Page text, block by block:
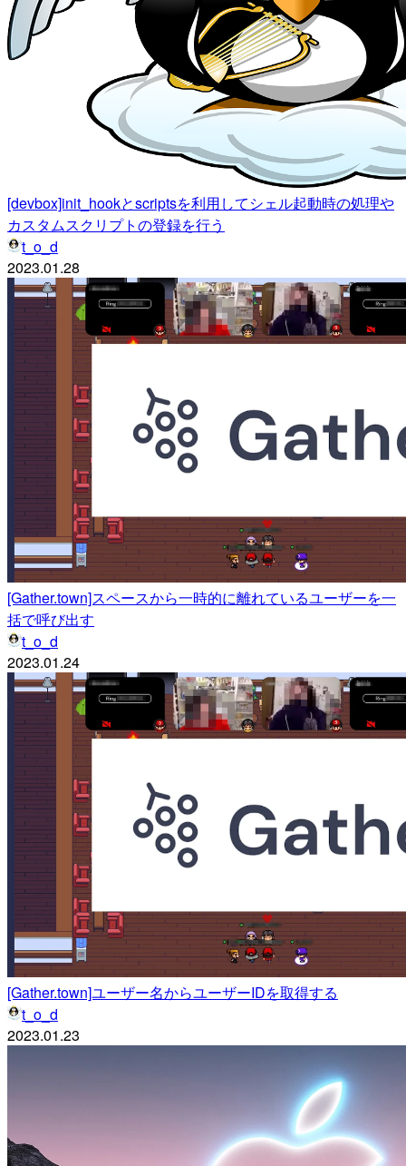
[devbox]init_hookとscriptsを利用してシェル起動時の処理や
カスタムスクリプトの登録を行う
t_o_d
2023.01.28
[Gather.town]スペースから一時的に離れているユーザーを一
括で呼び出す
t_o_d
2023.01.24
[Gather.town]ユーザー名からユーザーIDを取得する
t_o_d
2023.01.23